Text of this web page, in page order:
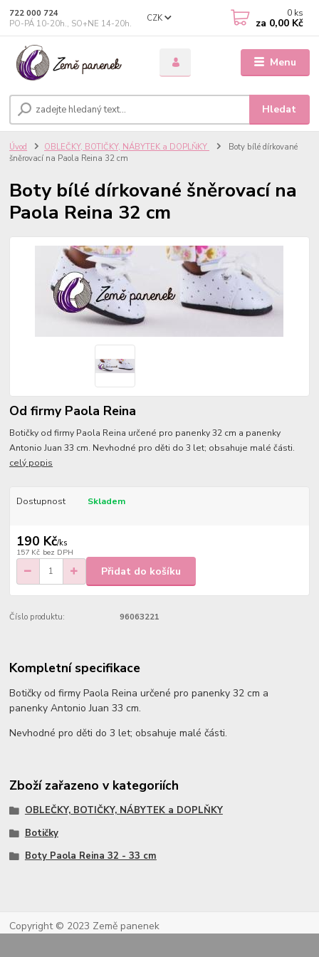
Menu
CZK
Hledat
722 000 724
PO-PÁ 10-20h., SO+NE 14-20h.
0 ks
za 0,00 Kč
Úvod OBLEČKY, BOTIČKY, NÁBYTEK a DOPLŇKY
Boty bílé dírkované
šněrovací na Paola Reina 32 cm
Boty bílé dírkované šněrovací na
Paola Reina 32 cm
Od firmy Paola Reina
Botičky od firmy Paola Reina určené pro panenky 32 cm a panenky
Antonio Juan 33 cm. Nevhodné pro děti do 3 let; obsahuje malé části.
celý popis
Dostupnost Skladem
190 Kč/ks
157 Kč bez DPH
Přidat do košíku
Číslo produktu: 96063221
Kompletní specifikace
Botičky od firmy Paola Reina určené pro panenky 32 cm a
panenky Antonio Juan 33 cm.
Nevhodné pro děti do 3 let; obsahuje malé části.
Zboží zařazeno v kategoriích
OBLEČKY, BOTIČKY, NÁBYTEK a DOPLŇKY
Botičky
Boty Paola Reina 32 - 33 cm
Copyright © 2023 Země panenek